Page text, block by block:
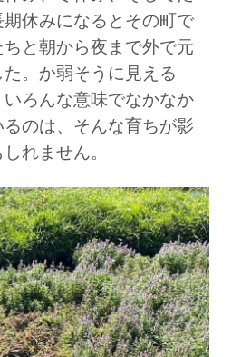
休みになるとその町で
と朝から夜まで外で元
。か弱そうに見える
いろんな意味でなかなか
のは、そんな育ちが影
れません。